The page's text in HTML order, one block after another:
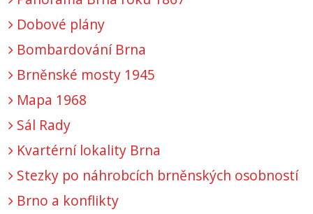
Dobové plány
Bombardování Brna
Brněnské mosty 1945
Mapa 1968
Sál Rady
Kvartérní lokality Brna
Stezky po náhrobcích brněnských osobností
Brno a konflikty